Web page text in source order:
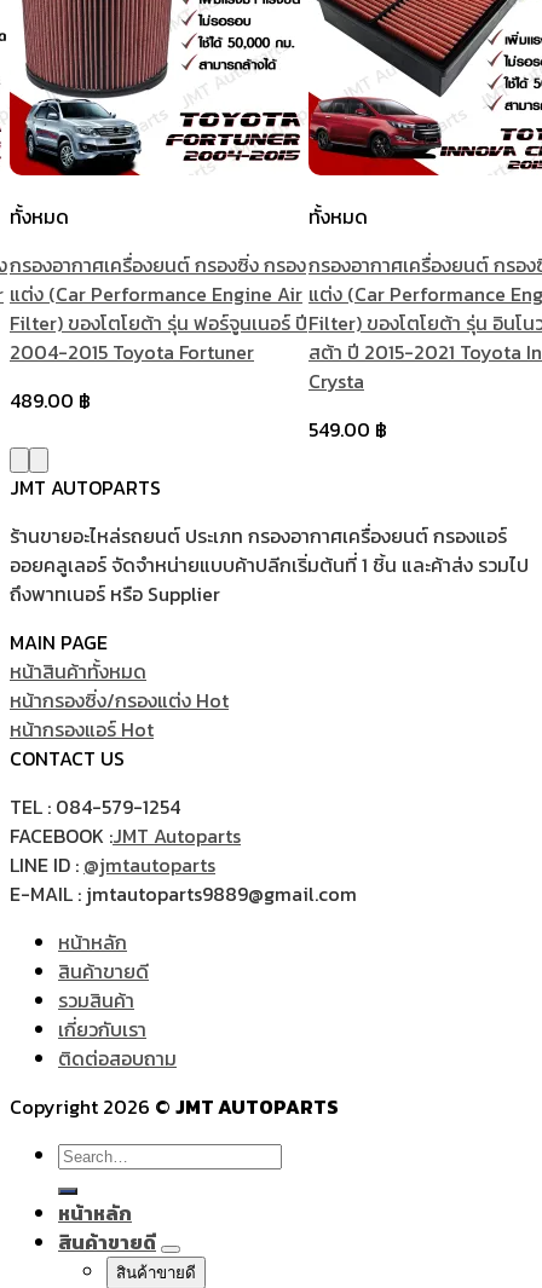
ทั้งหมด
กรองอากาศเครื่องยนต์ กรองซิ่ง กรอง
แต่ง (Car Performance Engine Air
Filter) ของโตโยต้า รุ่น ฟอร์จูนเนอร์ ปี
2004-2015 Toyota Fortuner
489.00 ฿
ทั้งหมด
กรองอากาศเครื่องยนต์ กรอ
แต่ง (Car Performance
Filter) ของโตโยต้า รุ่น อินโน
สต้า ปี 2015-2021 Toyota
Crysta
549.00 ฿
JMT AUTOPARTS
ร้านขายอะไหล่รถยนต์ ประเภท กรองอากาศเครื่องยนต์ กรองแอร์
ออยคลูเลอร์ จัดจำหน่ายแบบค้าปลีกเริ่มต้นที่ 1 ชิ้น และค้าส่ง รวมไป
ถึงพาทเนอร์ หรือ Supplier
MAIN PAGE
หน้าสินค้าทั้งหมด
หน้ากรองซิ่ง/กรองแต่ง
หน้ากรองแอร์
CONTACT US
TEL : 084-579-1254
FACEBOOK :JMT Autoparts
LINE ID : @jmtautoparts
E-MAIL : jmtautoparts9889@gmail.com
หน้าหลัก
สินค้าขายดี
รวมสินค้า
เกี่ยวกับเรา
ติดต่อสอบถาม
Copyright 2026 © JMT AUTOPARTS
Search
for:
หน้าหลัก
สินค้าขายดี
สินค้าขายดี